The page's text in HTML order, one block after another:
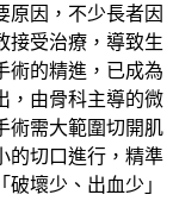
原因，不少長者因
接受治療，導致生
術的精進，已成為
，由骨科主導的微
術需大範圍切開肌
的切口進行，精準
壞少、出血少」